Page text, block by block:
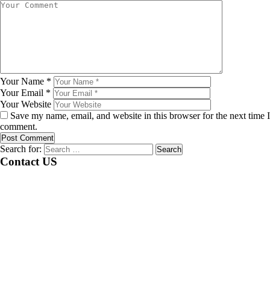
Your Name *
Your Email *
Your Website
Save my name, email, and website in this browser for the next time I
comment.
Search for:
Contact US